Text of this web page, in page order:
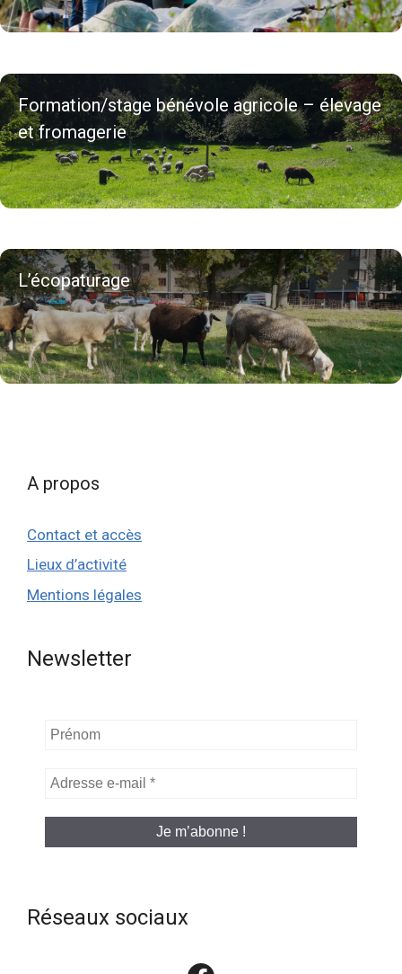
Formation/stage bénévole agricole – élevage
et fromagerie
L’écopaturage
A propos
Contact et accès
Lieux d’activité
Mentions légales
Newsletter
Prénom
Adresse
mail
Réseaux sociaux